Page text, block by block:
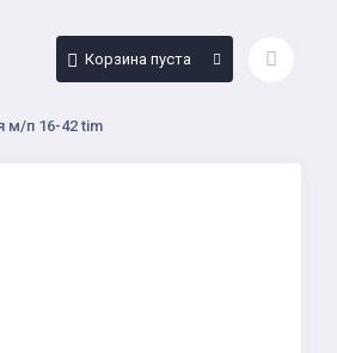
Корзина пуста
п 16-42 tim